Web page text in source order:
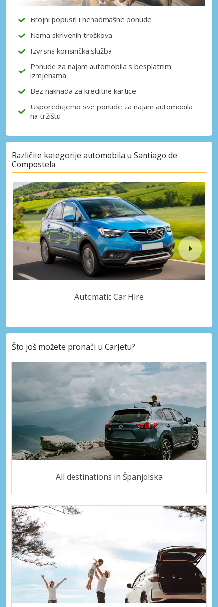
Brojni popusti i nenadmašne ponude
Nema skrivenih troškova
Izvrsna korisnička služba
Ponude za najam automobila s besplatnim
izmjenama
Bez naknada za kreditne kartice
Uspoređujemo sve ponude za najam automobila
na tržištu
Različite kategorije automobila u Santiago de
Compostela
Automatic Car Hire
Što još možete pronaći u CarJetu?
All destinations in Španjolska